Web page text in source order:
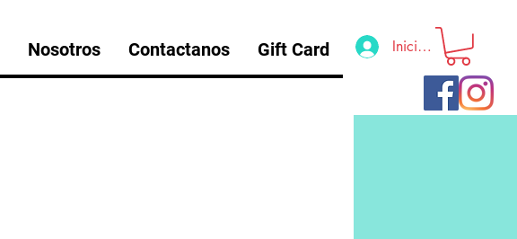
Nosotros Contactanos Gift Card Iniciar sesión